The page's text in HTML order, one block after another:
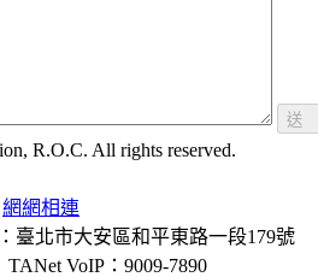
送
R.O.C. All rights reserved.
網網相連
臺北市大安區和平東路一段179號
TANet VoIP：9009-7890